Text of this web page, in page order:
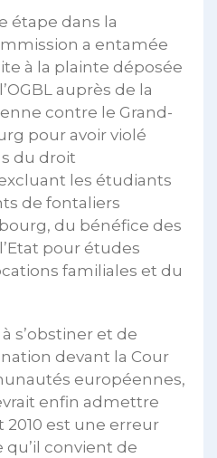
étape dans la
a entamée
à la plainte déposée
auprès de la
contre le Grand-
pour avoir violé
du droit
les étudiants
de fontaliers
du bénéfice des
pour études
familiales et du
s’obstiner et de
devant la Cour
européennes,
enfin admettre
2010 est une erreur
convient de